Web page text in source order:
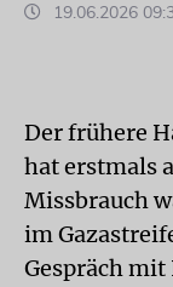
19.06.2026
Der frühere
hat erstmals
Missbrauch
im
Gespräch